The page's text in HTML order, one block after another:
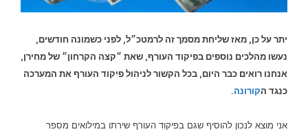
יתר על כן, מאז שליחת מסמך זה לרמטכ״ל, לפני כשמונה חודשים,
נעשו מהלכים נוספים בפיקוד העורף, שאת ״קצה הקרחון״ של מחירן,
אנחנו רואים כבר היום, בכל הקשור לניהול פיקוד העורף את המערכה
כנגד הקורונה.
אני מוצא לנכון להוסיף שגם בפיקוד העורף שירתו במילואים מספר